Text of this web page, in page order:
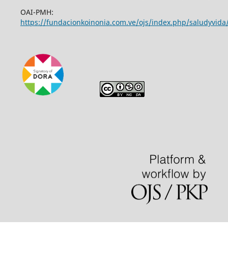
OAI-PMH:
https://fundacionkoinonia.com.ve/ojs/index.php/